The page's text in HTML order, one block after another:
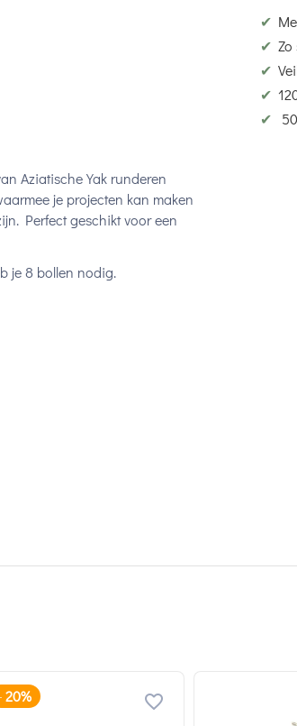
✔
✔ Zo
✔
✔
✔
Aziatische Yak runderen
je projecten kan maken
Perfect geschikt voor een
je 8 bollen nodig.
20%